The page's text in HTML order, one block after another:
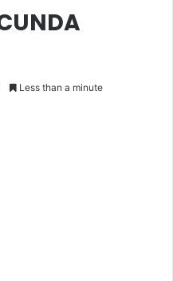
Less than a minute